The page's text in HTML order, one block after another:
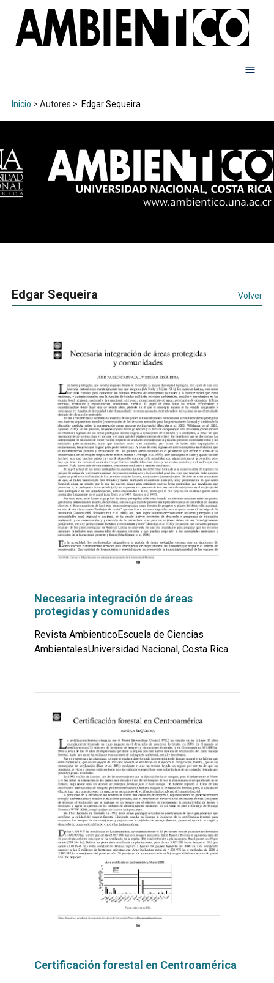
Inicio > Autores > Edgar Sequeira
Edgar Sequeira Volver
Necesaria integración de áreas
protegidas y comunidades
Revista AmbienticoEscuela de Ciencias
AmbientalesUniversidad Nacional, Costa Rica
Certificación forestal en Centroamérica